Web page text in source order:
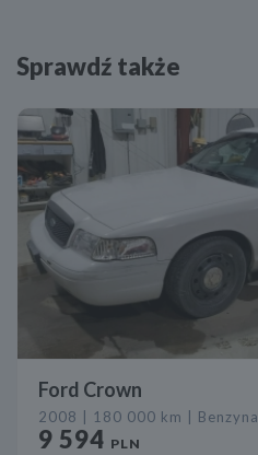
Sprawdź także
Ford Crown
2008 | 180 000 km |
9 594 PLN